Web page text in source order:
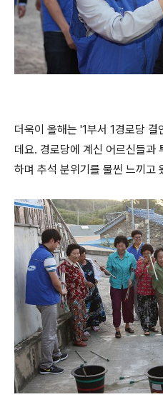
더욱이 올해는 '1부서 1경로당
데요. 경로당에 계신 어르신들과
하며 추석 분위기를 물씬 느끼고